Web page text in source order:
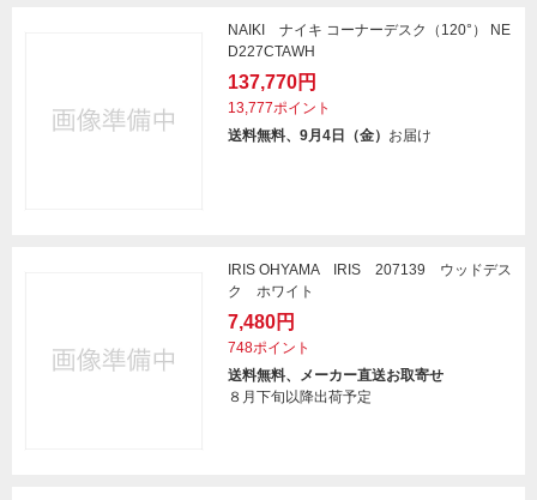
NAIKI ナイキ コーナーデスク（120°） NE
D227CTAWH
137,770円
13,777ポイント
送料無料、9月4日（金） お届け
IRIS OHYAMA IRIS 207139 ウッドデス
ク ホワイト
7,480円
748ポイント
送料無料、メーカー直送お取寄せ
８月下旬以降出荷予定